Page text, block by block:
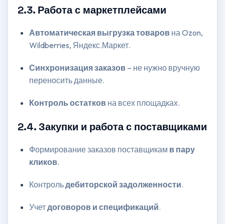
2.3. Работа с маркетплейсами
Автоматическая выгрузка товаровна Ozon,
Wildberries, Яндекс.Маркет.
Синхронизация заказов– не нужно вручную
переносить данные.
Контроль остатковна всех площадках.
2.4. Закупки и работа с поставщиками
Формирование заказов поставщикам в пару
кликов.
Контрольдебиторской задолженности.
Учетдоговоров и спецификаций.